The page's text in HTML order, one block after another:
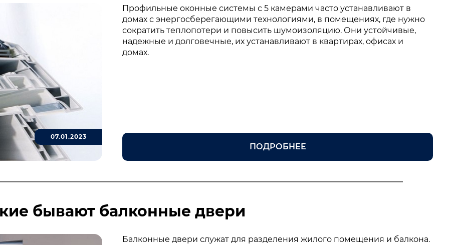
07.01.2023
Профильные оконные системы с 5 камерами часто устанавливают в
домах с энергосберегающими технологиями, в помещениях, где нужно
сократить теплопотери и повысить шумоизоляцию. Они устойчивые,
надежные и долговечные, их устанавливают в квартирах, офисах и
домах.
ПОДРОБНЕЕ
бывают балконные двери
Балконные двери служат для разделения жилого помещения и балкона.